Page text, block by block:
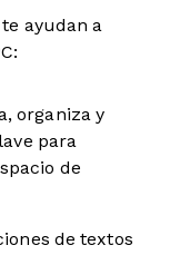
ayudan a
organiza y
para
de
de textos